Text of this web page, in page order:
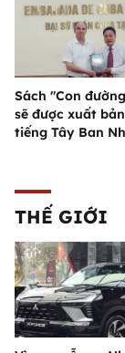
Sách "Con
sẽ được xuất
tiếng Tây Ban
THẾ GIỚI